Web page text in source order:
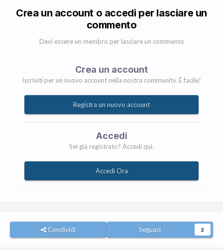
Crea un account o accedi per lasciare un
commento
Devi essere un membro per lasciare un commento
Crea un account
Iscriviti per un nuovo account nella nostra community. È facile!
Registra un nuovo account
Accedi
Sei già registrato? Accedi qui.
Accedi Ora
Condividi Seguaci 2